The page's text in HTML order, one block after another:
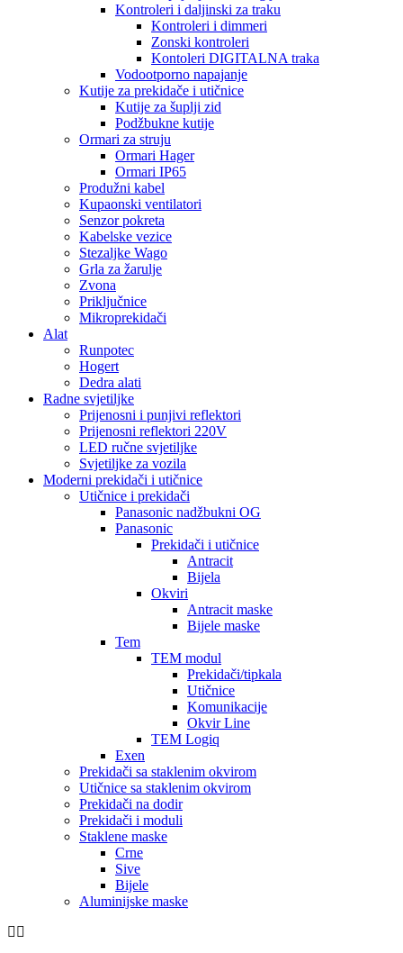
Kontroleri i daljinski za traku
Kontroleri i dimmeri
Zonski kontroleri
Kontoleri DIGITALNA traka
Vodootporno napajanje
Kutije za prekidače i utičnice
Kutije za šuplji zid
Podžbukne kutije
Ormari za struju
Ormari Hager
Ormari IP65
Produžni kabel
Kupaonski ventilatori
Senzor pokreta
Kabelske vezice
Stezaljke Wago
Grla za žarulje
Zvona
Priključnice
Mikroprekidači
Alat
Runpotec
Hogert
Dedra alati
Radne svjetiljke
Prijenosni i punjivi reflektori
Prijenosni reflektori 220V
LED ručne svjetiljke
Svjetiljke za vozila
Moderni prekidači i utičnice
Utičnice i prekidači
Panasonic nadžbukni OG
Panasonic
Prekidači i utičnice
Antracit
Bijela
Okviri
Antracit maske
Bijele maske
Tem
TEM modul
Prekidači/tipkala
Utičnice
Komunikacije
Okvir Line
TEM Logiq
Exen
Prekidači sa staklenim okvirom
Utičnice sa staklenim okvirom
Prekidači na dodir
Prekidači i moduli
Staklene maske
Crne
Sive
Bijele
Aluminijske maske